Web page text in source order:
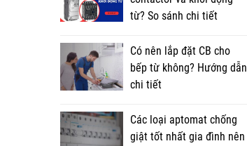
từ? So sánh chi tiết
Có nên lắp đặt CB cho
bếp từ không? Hướng dẫn
chi tiết
Các loại aptomat chống
giật tốt nhất gia đình nên